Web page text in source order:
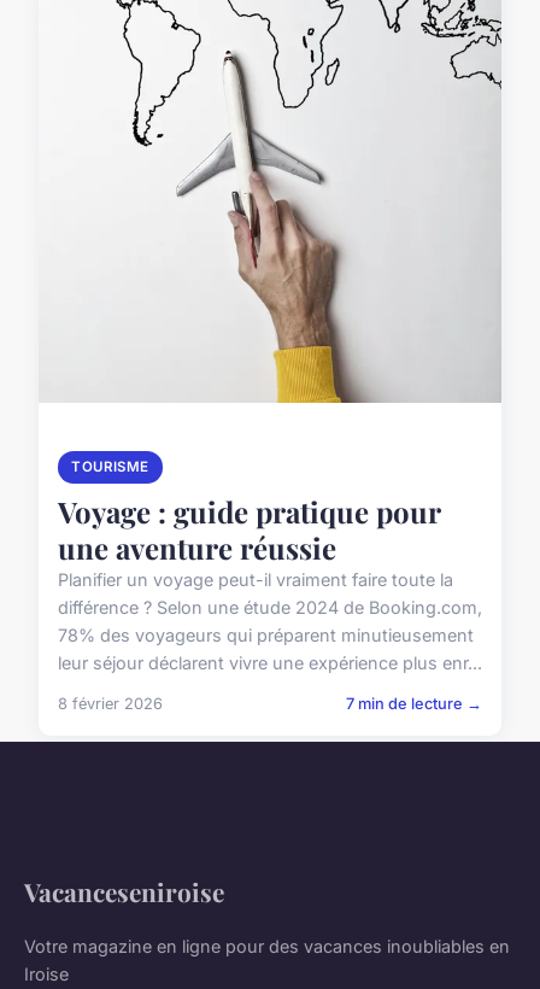
TOURISME
Voyage : guide pratique pour
une aventure réussie
Planifier un voyage peut-il vraiment faire toute la
différence ? Selon une étude 2024 de Booking.com,
78% des voyageurs qui préparent minutieusement
leur séjour déclarent vivre une expérience plus enr...
8 février 2026 7 min de lecture →
Vacanceseniroise
Votre magazine en ligne pour des vacances inoubliables en
Iroise